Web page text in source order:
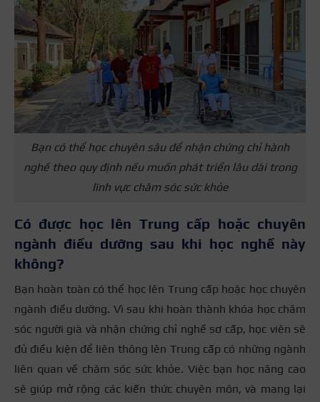
Bạn có thể học chuyên sâu để nhận chứng chỉ hành
nghề theo quy định nếu muốn phát triển lâu dài trong
lĩnh vực chăm sóc sức khỏe
Có được học lên Trung cấp hoặc chuyên
ngành điều dưỡng sau khi học nghề này
không?
Bạn hoàn toàn có thể học lên Trung cấp hoặc học chuyên
ngành điều dưỡng. Vì sau khi hoàn thành khóa học chăm
sóc người già và nhận chứng chỉ nghề sơ cấp, học viên sẽ
đủ điều kiện để liên thông lên Trung cấp có những ngành
liên quan về chăm sóc sức khỏe. Việc bạn học nâng cao
sẽ giúp mở rộng các kiến thức chuyên môn, và mang lại